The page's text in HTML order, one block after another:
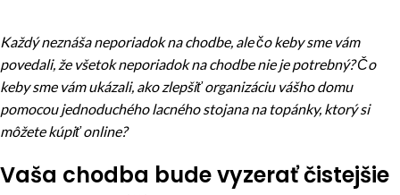
Každý neznáša neporiadok na chodbe, ale čo keby sme vám
povedali, že všetok neporiadok na chodbe nie je potrebný? Čo
keby sme vám ukázali, ako zlepšiť organizáciu vášho domu
pomocou jednoduchého lacného stojana na topánky, ktorý si
môžete kúpiť online?
Vaša chodba bude vyzerať čistejšie